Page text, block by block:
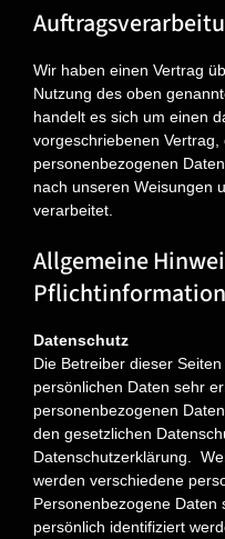
Wir haben einen Vertrag
Nutzung des oben
handelt es sich um einen
vorgeschriebenen
personenbezogenen
nach unseren Weisungen
verarbeitet.
Allgemeine
Datenschutz
Die Betreiber dieser
persönlichen Daten sehr
personenbezogenen
den gesetzlichen
Datenschutzerklärung.
werden verschiedene
Personenbezogene Daten
persönlich identifiziert